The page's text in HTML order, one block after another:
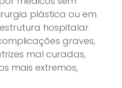
plástica ou em
hospitalar
graves,
mal curadas,
mais extremos,